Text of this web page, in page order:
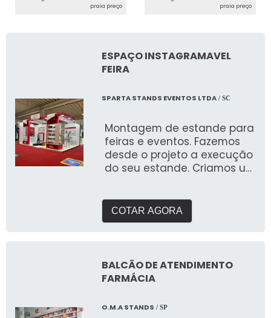
praia preço
praia preço
ESPAÇO INSTAGRAMAVEL
FEIRA
SPARTA STANDS EVENTOS LTDA/ SC
Montagem de estande para
feiras e eventos. Fazemos
desde o projeto a execução
do seu estande. Criamos um
necessidades e entregar o
que buscam expor em
para garantir a qualidade
que buscam.
COTAR AGORA
BALCÃO DE ATENDIMENTO
FARMÁCIA
O.M.A STANDS / SP